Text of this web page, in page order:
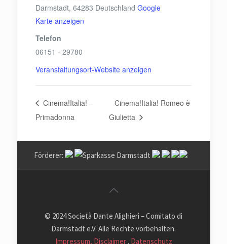
Darmstadt, 64283 Deutschland Google
Karte anzeigen
Telefon
06151 - 29780
Veranstaltungsort-Website anzeigen
Cinema!Italia! –
Primadonna
Cinema!Italia! Romeo è
Giulietta
Förderer:
© 2024 Società Dante Alighieri – Comitato di
Darmstadt e.V. Alle Rechte vorbehalten.
Impressum, Disclaimer. Datenschutz